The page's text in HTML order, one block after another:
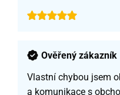
Ověřený zákazník
Vlastní chybou jsem
a komunikace s